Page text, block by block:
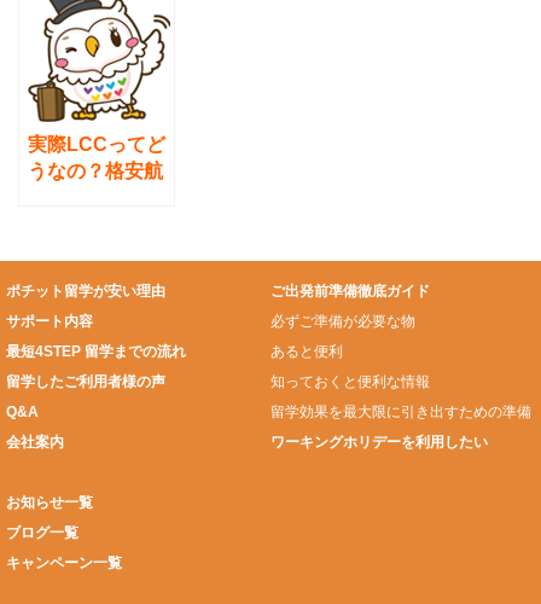
るのに最適な方
法・送料・所要
日数ガイド。／
行き先国現地で
買うのとどちら
がいい？
実際LCCってど
うなの？格安航
ポチット留学が安い理由
サポート内容
最短4STEP 留学までの流れ
留学したご利用者様の声
Q&A
会社案内
ご出発前準備徹底ガイド
必ずご準備が必要な物
あると便利
知っておくと便利な情報
留学効果を最大限に引き出すための準備
ワーキングホリデーを利用したい
お知らせ一覧
ブログ一覧
キャンペーン一覧